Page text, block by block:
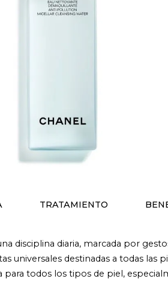
TRATAMIENTO
disciplina diaria, marcada por
universales destinadas a todas
para todos los tipos de piel,